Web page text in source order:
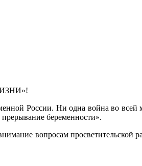
России. Ни одна война во
прерывание беременности».
вопросам просветительской